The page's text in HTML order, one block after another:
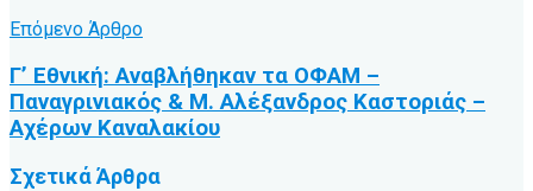
Επόμενο Άρθρο
Γ’ Εθνική: Αναβλήθηκαν τα ΟΦΑΜ –
Παναγρινιακός & Μ. Αλέξανδρος Καστοριάς –
Αχέρων Καναλακίου
ΣχετικάΆρθρα